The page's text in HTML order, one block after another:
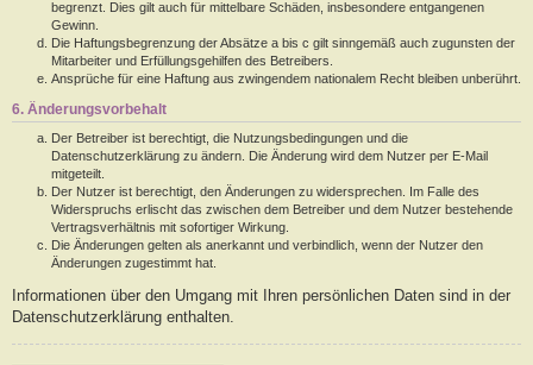
begrenzt. Dies gilt auch für mittelbare Schäden, insbesondere entgangenen
Gewinn.
Die Haftungsbegrenzung der Absätze a bis c gilt sinngemäß auch zugunsten der
Mitarbeiter und Erfüllungsgehilfen des Betreibers.
Ansprüche für eine Haftung aus zwingendem nationalem Recht bleiben unberührt.
6. Änderungsvorbehalt
Der Betreiber ist berechtigt, die Nutzungsbedingungen und die
Datenschutzerklärung zu ändern. Die Änderung wird dem Nutzer per E-Mail
mitgeteilt.
Der Nutzer ist berechtigt, den Änderungen zu widersprechen. Im Falle des
Widerspruchs erlischt das zwischen dem Betreiber und dem Nutzer bestehende
Vertragsverhältnis mit sofortiger Wirkung.
Die Änderungen gelten als anerkannt und verbindlich, wenn der Nutzer den
Änderungen zugestimmt hat.
Informationen über den Umgang mit Ihren persönlichen Daten sind in der
Datenschutzerklärung enthalten.